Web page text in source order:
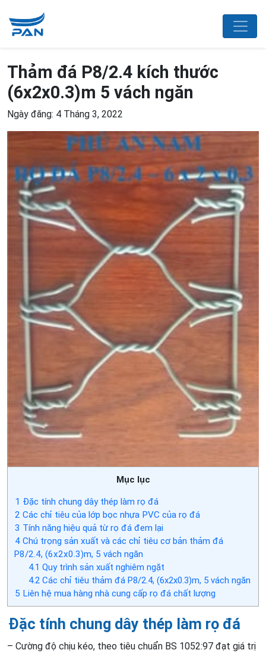
Thảm đá P8/2.4 kích thước
(6x2x0.3)m 5 vách ngăn
Ngày đăng: 4 Tháng 3, 2022
Mục lục
1 Đặc tính chung dây thép làm rọ đá
2 Các chỉ tiêu của lớp bọc nhựa PVC của rọ đá
3 Tính năng hiệu quả từ rọ đá đem lại
4 Chú trọng sản xuất và các chỉ tiêu cơ bản thảm đá
P8/2.4, (6x2x0.3)m, 5 vách ngăn
4.1 Quy trình sản xuất nghiêm ngặt
4.2Các chỉ tiêu thảm đá P8/2.4, (6x2x0.3)m, 5 vách ngăn
5 Liên hệ mua hàng nhà cung cấp rọ đá chất lượng
Đặc tính chung dây thép làm rọ đá
– Cường độ chịu kéo, theo tiêu chuẩn BS 1052:97 đạt giá trị